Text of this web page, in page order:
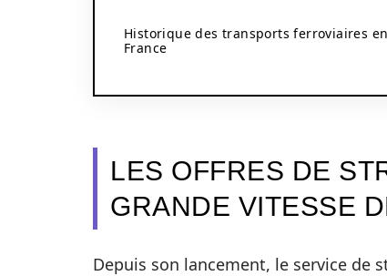
Historique des transports ferroviaires en
France
LES OFFRES DE
GRANDE VITESSE
Depuis son lancement, le service de